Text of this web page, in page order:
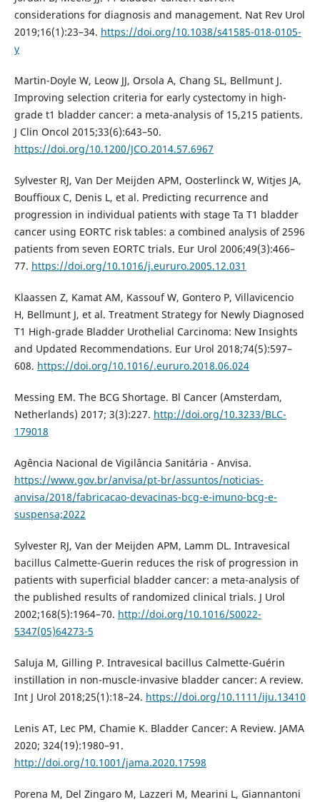
considerations for diagnosis and management. Nat Rev Urol
2019;16(1):23–34. https://doi.org/10.1038/s41585-018-0105-
y
Martin-Doyle W, Leow JJ, Orsola A, Chang SL, Bellmunt J.
Improving selection criteria for early cystectomy in high-
grade t1 bladder cancer: a meta-analysis of 15,215 patients.
J Clin Oncol 2015;33(6):643–50.
https://doi.org/10.1200/JCO.2014.57.6967
Sylvester RJ, Van Der Meijden APM, Oosterlinck W, Witjes JA,
Bouffioux C, Denis L, et al. Predicting recurrence and
progression in individual patients with stage Ta T1 bladder
cancer using EORTC risk tables: a combined analysis of 2596
patients from seven EORTC trials. Eur Urol 2006;49(3):466–
77. https://doi.org/10.1016/j.eururo.2005.12.031
Klaassen Z, Kamat AM, Kassouf W, Gontero P, Villavicencio
H, Bellmunt J, et al. Treatment Strategy for Newly Diagnosed
T1 High-grade Bladder Urothelial Carcinoma: New Insights
and Updated Recommendations. Eur Urol 2018;74(5):597–
608. https://doi.org/10.1016/.eururo.2018.06.024
Messing EM. The BCG Shortage. Bl Cancer (Amsterdam,
Netherlands) 2017; 3(3):227. http://doi.org/10.3233/BLC-
179018
Agência Nacional de Vigilância Sanitária - Anvisa.
https://www.gov.br/anvisa/pt-br/assuntos/noticias-
anvisa/2018/fabricacao-devacinas-bcg-e-imuno-bcg-e-
suspensa;2022
Sylvester RJ, Van der Meijden APM, Lamm DL. Intravesical
bacillus Calmette-Guerin reduces the risk of progression in
patients with superficial bladder cancer: a meta-analysis of
the published results of randomized clinical trials. J Urol
2002;168(5):1964–70. http://doi.org/10.1016/S0022-
5347(05)64273-5
Saluja M, Gilling P. Intravesical bacillus Calmette-Guérin
instillation in non-muscle-invasive bladder cancer: A review.
Int J Urol 2018;25(1):18–24. https://doi.org/10.1111/iju.13410
Lenis AT, Lec PM, Chamie K. Bladder Cancer: A Review. JAMA
2020; 324(19):1980–91.
http://doi.org/10.1001/jama.2020.17598
Porena M, Del Zingaro M, Lazzeri M, Mearini L, Giannantoni